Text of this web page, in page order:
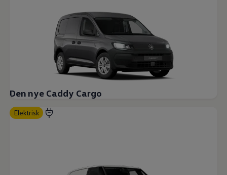
Den nye Caddy Cargo
Elektrisk